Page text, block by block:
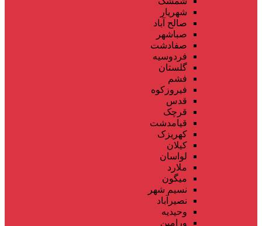
شهریار
صالح آباد
صباشهر
صفادشت
فردوسیه
گلستان
فشم
فیروزکوه
قدس
قرچک
قیامدشت
کهریزک
کیلان
لواسان
ملارد
میگون
نسیم شهر
نصیرآباد
وحیدیه
ورامین